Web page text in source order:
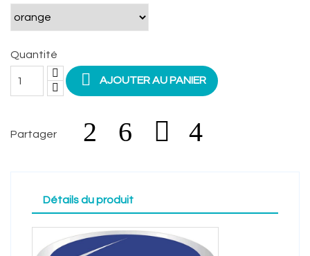
Quantité
 AJOUTER AU PANIER
Partager
Détails du produit